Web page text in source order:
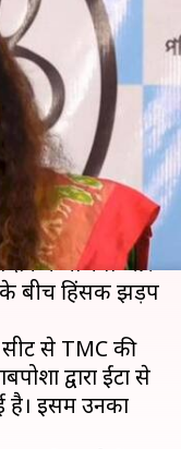
लगाया
तहत मंगलवार को
में भाजपा और
के बीच हिंसक झड़पें
से TMC की
द्वारा ईंटों से
है। इसमें उनका